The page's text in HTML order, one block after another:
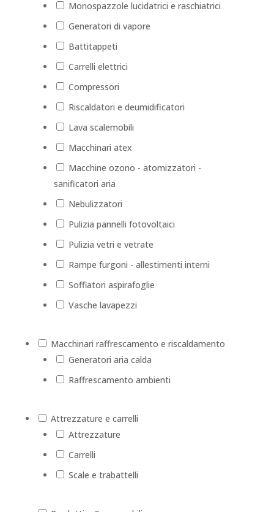
Monospazzole lucidatrici e raschiatrici
Generatori di vapore
Battitappeti
Carrelli elettrici
Compressori
Riscaldatori e deumidificatori
Lava scalemobili
Macchinari atex
Macchine ozono - atomizzatori -
sanificatori aria
Nebulizzatori
Pulizia pannelli fotovoltaici
Pulizia vetri e vetrate
Rampe furgoni - allestimenti interni
Soffiatori aspirafoglie
Vasche lavapezzi
Macchinari raffrescamento e riscaldamento
Generatori aria calda
Raffrescamento ambienti
Attrezzature e carrelli
Attrezzature
Carrelli
Scale e trabattelli